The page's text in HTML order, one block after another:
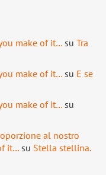
make of it… su Tra
make of it… su E se
make of it… su
al nostro
it… su Stella stellina.